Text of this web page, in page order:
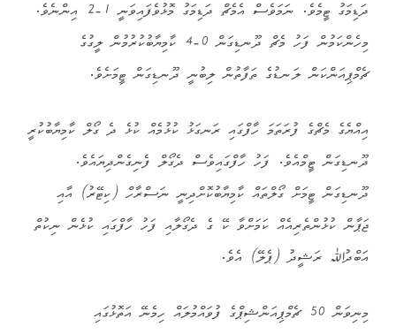
ދަޑިމަގު ޓީމެވެ. ނަމަވެސް އެމެޗް ދަޑިމަގު މޮޅުވެފައިވަނީ 1-2 އިންނެވެ.
މިހެންކަމުން ފަހު މެޗް ދޫނޑިގަން 0-4 ކާމިޔާބުކުރުމުން ލީގުގެ
ޗެމްޕިއަންކަން ލަނޑުގެ ތަފާތުން ލިބުނީ ދޫނޑިގަން ޓީމަށެވެ.
އިއްޔެގެ މެޗްގެ ފުރަތަމަ ހާފްގައި ރަނގަޅު ކުޅުމެއް ކުޅެ ދެ ގޯލް ކާމިޔާބުކުރީ
ދޫނޑިގަން ޓީމްއެވެ. ފަހު ހާފްގައިވެސް ދެގޯލް ފެނިގެންދިޔައެވެ.
ދޫނޑިގަން ޓީމަށް ގޯލްތައް ކާމިޔާބުކޮށްދިނީ ނަސްރާހް (ކިޓޭރު) އާއި
ޖަޕާން ކުޅުންތެރިއެއް ކަމަށްވާ ކޭ ގެ ދެގޯލާއި ފަހު ހާފްގައި ކުޅެން ނިކުތް
އަބްދުﷲ ރަޝީދު (ޕެލޭ) އެވެ.
މިނިވަން 50 ޗެމްޕިއަންޝިޕްގެ ފުވައްމުލައް ހިމެނޭ އަތޮޅުގައި